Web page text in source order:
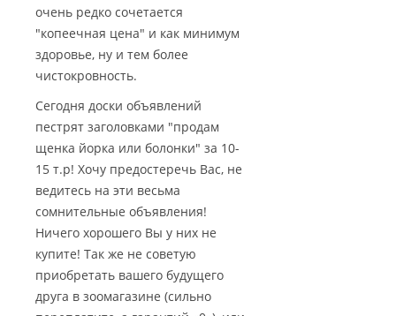
очень редко сочетается
"копеечная цена" и как минимум
здоровье, ну и тем более
чистокровность.
Сегодня доски объявлений
пестрят заголовками "продам
щенка йорка или болонки" за 10-
15 т.р! Хочу предостеречь Вас, не
ведитесь на эти весьма
сомнительные объявления!
Ничего хорошего Вы у них не
купите! Так же не советую
приобретать вашего будущего
друга в зоомагазине (сильно